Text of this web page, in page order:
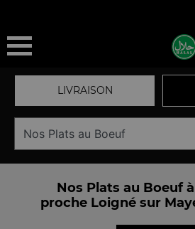
LIVRAISON
Nos Plats au Boeuf
proche Loigné sur